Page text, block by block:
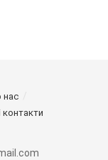
нас
контакти